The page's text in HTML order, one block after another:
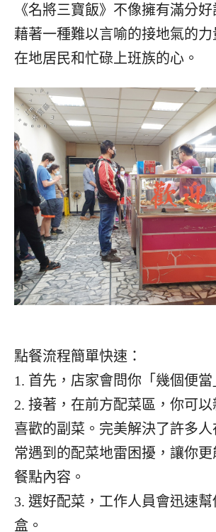
《名將三寶飯》不像擁有滿分
藉著一種難以言喻的接地氣的
在地居民和忙碌上班族的心。
點餐流程簡單快速：
1. 首先，店家會問你「幾個便當
2. 接著，在前方配菜區，你可
喜歡的副菜。完美解決了許多
常遇到的配菜地雷困擾，讓你
餐點內容。
3. 選好配菜，工作人員會迅速
盒。